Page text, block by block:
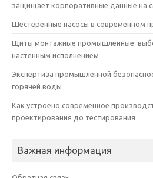
защищает корпоративные данные на
Шестеренные насосы в современном
Щиты монтажные промышленные:
настенным исполнением
Экспертиза промышленной
горячей воды
Как устроено современное
проектирования до тестирования
Важная информация